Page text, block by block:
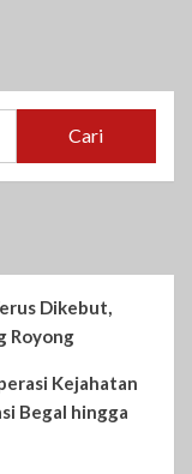
Cari
Dikebut,
Royong
Kejahatan
Begal hingga